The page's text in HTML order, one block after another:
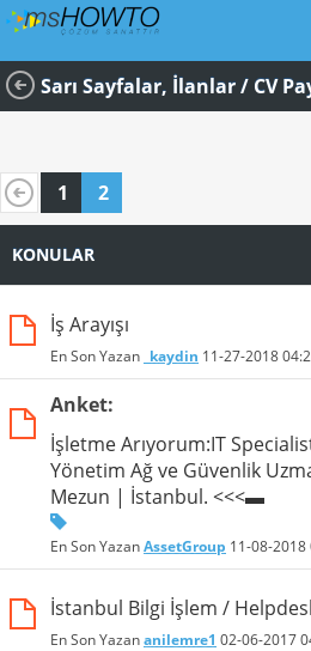
Sarı Sayfalar, İlanlar / CV
1 2
KONULAR
İş Arayışı
En Son Yazan _kaydin 11-27-2018
Anket:
İşletme Arıyorum:IT
Yönetim Ağ ve Güvenlik
Mezun | İstanbul. <<<▬
En Son YazanAssetGroup 11-08-2018
İstanbul Bilgi İşlem /
En Son Yazananilemre1 02-06-2017